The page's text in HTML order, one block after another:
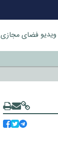
ویدیوفضای مجازی